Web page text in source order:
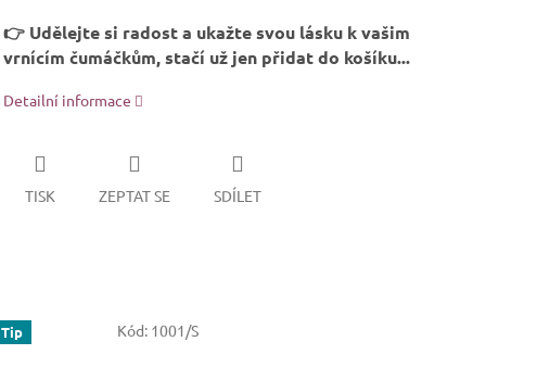
👉 Udělejte si radost a ukažte svou lásku k vašim
vrnícím čumáčkům, stačí už jen přidat do košíku...
Detailní informace
TISK ZEPTAT SE SDÍLET
Tip Kód: 1001/S